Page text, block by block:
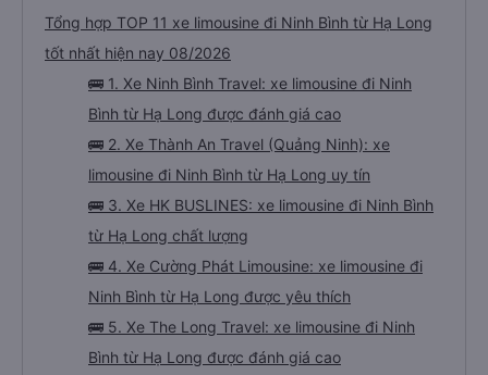
Tổng hợp TOP 11 xe limousine đi Ninh Bình từ Hạ Long
tốt nhất hiện nay 08/2026
🚌 1. Xe Ninh Bình Travel: xe limousine đi Ninh
Bình từ Hạ Long được đánh giá cao
🚌 2. Xe Thành An Travel (Quảng Ninh): xe
limousine đi Ninh Bình từ Hạ Long uy tín
🚌 3. Xe HK BUSLINES: xe limousine đi Ninh Bình
từ Hạ Long chất lượng
🚌 4. Xe Cường Phát Limousine: xe limousine đi
Ninh Bình từ Hạ Long được yêu thích
🚌 5. Xe The Long Travel: xe limousine đi Ninh
Bình từ Hạ Long được đánh giá cao